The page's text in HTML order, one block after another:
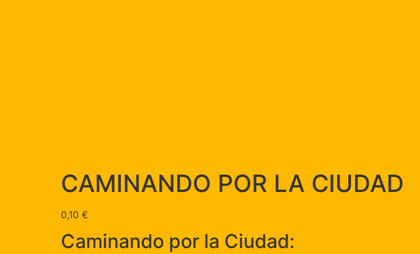
CAMINANDO POR LA CIUDAD
0,10 €
Caminando por la Ciudad: